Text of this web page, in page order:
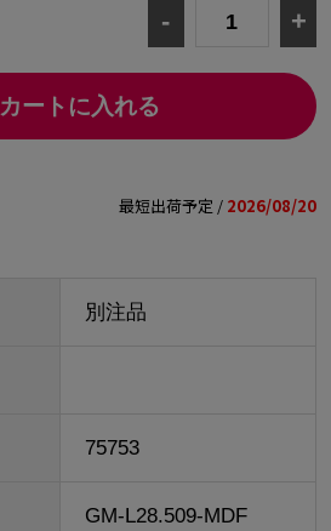
- +
カートに入れる
最短出荷予定 / 2026/08/20
別注品
75753
GM-L28.509-MDF